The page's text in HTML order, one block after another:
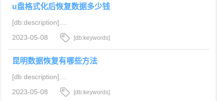
u盘格式化后恢复数据多少钱
[db:description]....
2023-05-08
[db:keywords]
昆明数据恢复有哪些方法
[db:description]....
2023-05-08
[db:keywords]